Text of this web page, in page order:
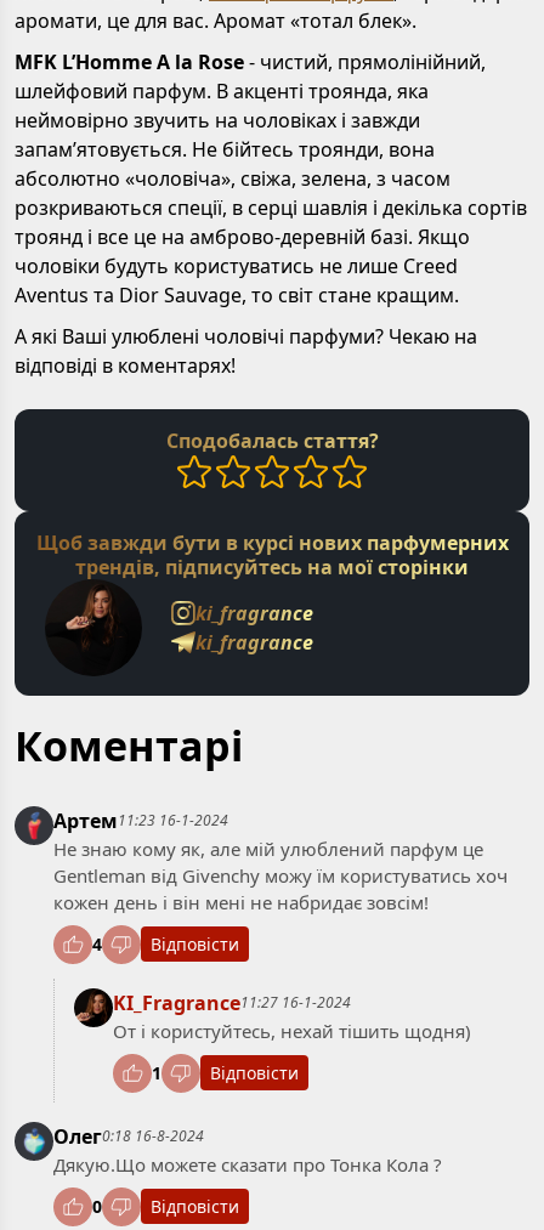
аромати, це для вас. Аромат «тотал блек».
MFK L’Homme A la Rose- чистий, прямолінійний,
шлейфовий парфум. В акценті троянда, яка
неймовірно звучить на чоловіках і завжди
запамʼятовується. Не бійтесь троянди, вона
абсолютно «чоловіча», свіжа, зелена, з часом
розкриваються спеції, в серці шавлія і декілька сортів
троянд і все це на амброво-деревній базі. Якщо
чоловіки будуть користуватись не лише Creed
Aventus та Dior Sauvage, то світ стане кращим.
А які Ваші улюблені чоловічі парфуми? Чекаю на
відповіді в коментарях!
Сподобалась стаття?
Щоб завжди бути в курсі нових парфумерних
трендів, підписуйтесь на мої сторінки
ki_fragrance
ki_fragrance
Коментарі
Артем11:23 16-1-2024
Не знаю кому як, але мій улюблений парфум це
Gentleman від Givenchy можу їм користуватись хоч
кожен день і він мені не набридає зовсім!
4 Відповісти
KI_Fragrance11:27 16-1-2024
От і користуйтесь, нехай тішить щодня)
1 Відповісти
Олег0:18 16-8-2024
Дякую.Що можете сказати про Тонка Кола ?
0 Відповісти